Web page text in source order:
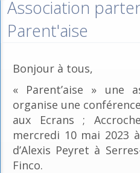
Association
Parent'aise
Bonjour à tous,
« Parent’aise » une
organise une
aux Ecrans ;
mercredi 10 mai 2023
d’Alexis Peyret à
Finco.